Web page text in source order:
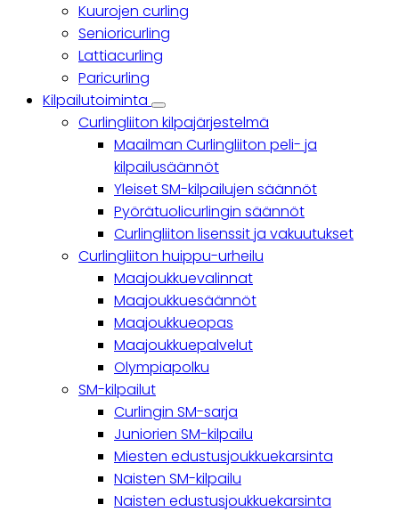
Kuurojen curling
Senioricurling
Lattiacurling
Paricurling
Kilpailutoiminta
Kilpailutoiminta
sub-
navigation
Curlingliiton kilpajärjestelmä
Maailman Curlingliiton peli- ja
kilpailusäännöt
Yleiset SM-kilpailujen säännöt
Pyörätuolicurlingin säännöt
Curlingliiton lisenssit ja vakuutukset
Curlingliiton huippu-urheilu
Maajoukkuevalinnat
Maajoukkuesäännöt
Maajoukkueopas
Maajoukkuepalvelut
Olympiapolku
SM-kilpailut
Curlingin SM-sarja
Juniorien SM-kilpailu
Miesten edustusjoukkuekarsinta
Naisten SM-kilpailu
Naisten edustusjoukkuekarsinta